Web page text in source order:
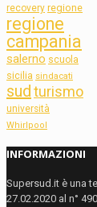
recovery regione
regione
campania
salerno scuola
sicilia sindacati
sudturismo
università
Whirlpool
INFORMAZIONI
Supersud.it è una
27.02.2020 al n°